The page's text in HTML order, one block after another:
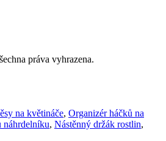
práva vyhrazena.
na květináče, Organizér háčků na
náhrdelníku, Nástěnný držák rostlin,